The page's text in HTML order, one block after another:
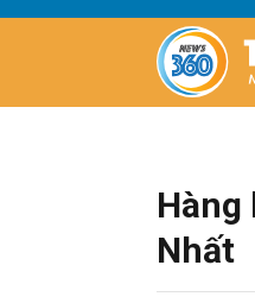
Hàng
Nhất